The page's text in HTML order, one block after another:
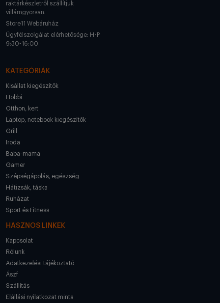
raktárkészletről szállítjuk
villámgyorsan.
Store11 Webáruház
Ügyfélszolgálat elérhetősége: H-P
9:30-16:00
KATEGÓRIÁK
Kisállat kiegészítők
Hobbi
Otthon, kert
Laptop, notebook kiegészítők
Grill
Iroda
Baba-mama
Gamer
Szépségápolás, egészség
Hátizsák, táska
Ruházat
Sport és Fitness
HASZNOS LINKEK
Kapcsolat
Rólunk
Adatkezelési tájékoztató
Ászf
Szállítás
Elállási nyilatkozat minta